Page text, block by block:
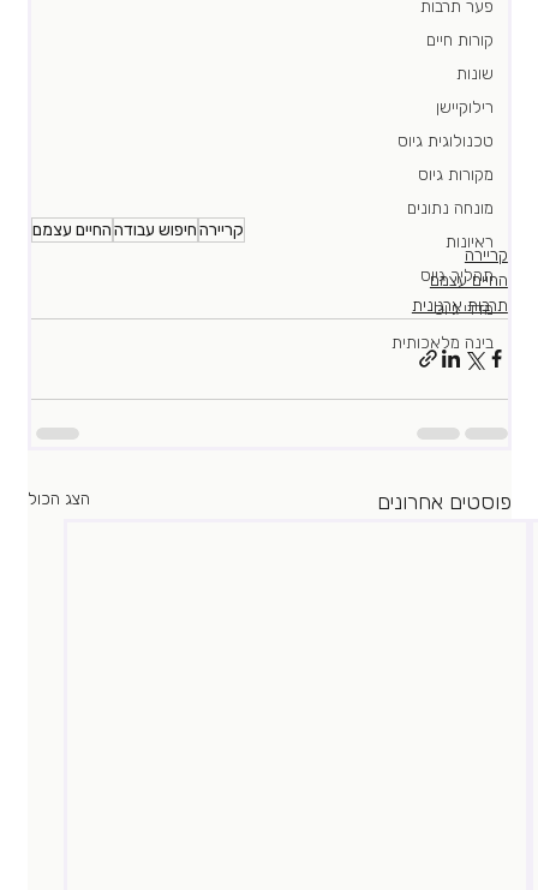
פער תרבות
קורות חיים
שונות
רילוקיישן
טכנולוגית גיוס
מקורות גיוס
מונחה נתונים
ראיונות
תהליך גיוס
מדדי גיוס
בינה מלאכותית
קריירהחיפוש עבודההחיים עצמם
קריירה
החיים עצמם
תרבות ארגונית
פוסטים אחרונים הצג הכול